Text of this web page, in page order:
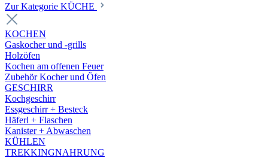
Zur Kategorie KÜCHE
KOCHEN
Gaskocher und -grills
Holzöfen
Kochen am offenen Feuer
Zubehör Kocher und Öfen
GESCHIRR
Kochgeschirr
Essgeschirr + Besteck
Häferl + Flaschen
Kanister + Abwaschen
KÜHLEN
TREKKINGNAHRUNG